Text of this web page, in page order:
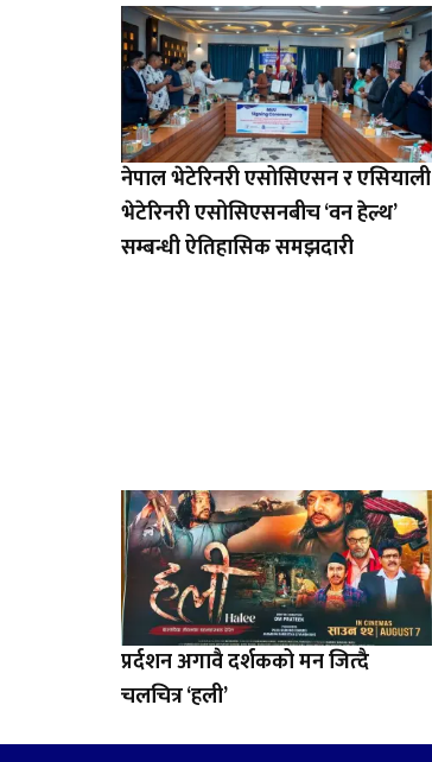
नेपाल भेटेरिनरी एसोसिएसन र एसियाली
भेटेरिनरी एसोसिएसनबीच ‘वन हेल्थ’
सम्बन्धी ऐतिहासिक समझदारी
प्रर्दशन अगावै दर्शकको मन जित्दै
चलचित्र ‘हली’